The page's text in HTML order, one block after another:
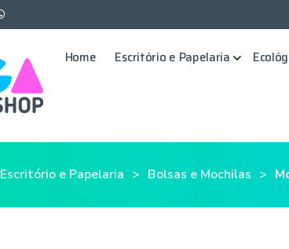
Home Escritório e Papelaria
Escritório e Papelaria Bolsas e Mochilas